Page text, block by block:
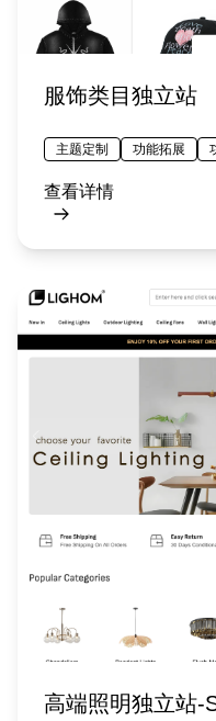
服饰类目独立站
主题定制 功能拓展
查看详情
高端照明独立站-